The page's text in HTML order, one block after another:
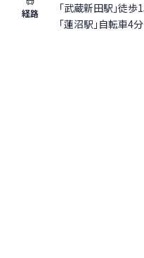
経路
「武蔵新田駅」徒歩
「蓮沼駅」自転車4分